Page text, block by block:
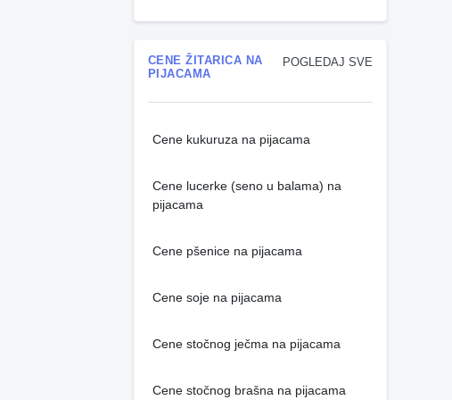
POGLEDAJ SVE
CENE ŽITARICA NA
PIJACAMA
Cene kukuruza na pijacama
Cene lucerke (seno u balama) na
pijacama
Cene pšenice na pijacama
Cene soje na pijacama
Cene stočnog ječma na pijacama
Cene stočnog brašna na pijacama